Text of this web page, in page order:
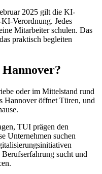
2025 gilt die KI-
Verordnung. Jedes
Mitarbeiter schulen. Das
praktisch begleiten
oder im Mittelstand rund
Hannover öffnet Türen, und
TUI prägen den
Unternehmen suchen
sucht und